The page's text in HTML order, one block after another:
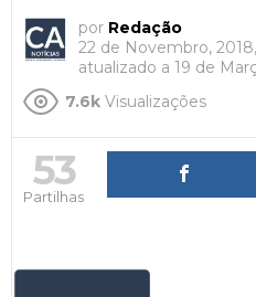
por Redação
22 de Novembro,
atualizado a 19 de
7.6k Visualizações
53
Partilhas